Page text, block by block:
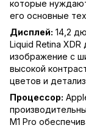
которые
его основные
Дисплей: 14,2
Liquid Retina
изображение с
высокой
цветов и
Процессор:
M1 Pro